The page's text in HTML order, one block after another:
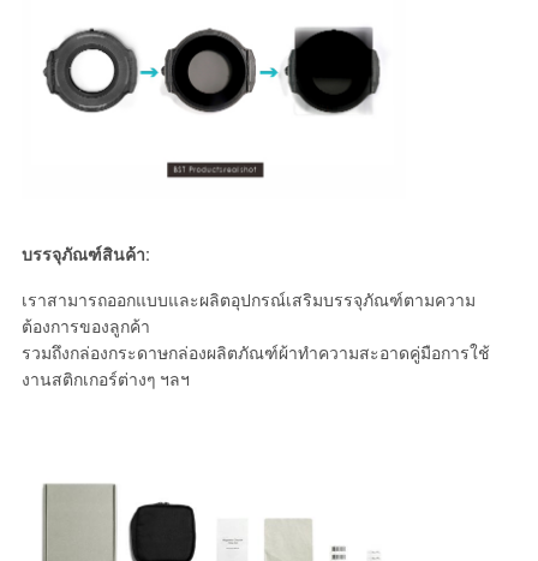
บรรจุภัณฑ์สินค้า:
เราสามารถออกแบบและผลิตอุปกรณ์เสริมบรรจุภัณฑ์ตามความ
ต้องการของลูกค้า
รวมถึงกล่องกระดาษกล่องผลิตภัณฑ์ผ้าทำความสะอาดคู่มือการใช้
งานสติกเกอร์ต่างๆ ฯลฯ